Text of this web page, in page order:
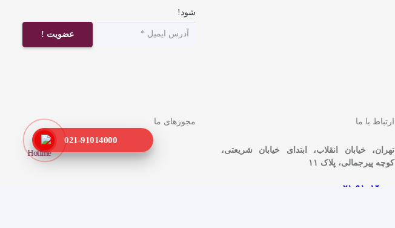
شود!
عضویت !
ارتباط با ما
تهران، خیابان انقلاب، ابتدای خیابان شریعتی،
کوچه پیرجمالی، پلاک ۱۱
۰۲۱-۹۱۰۱۴۰۰۰
مجوزهای ما
021-91014000